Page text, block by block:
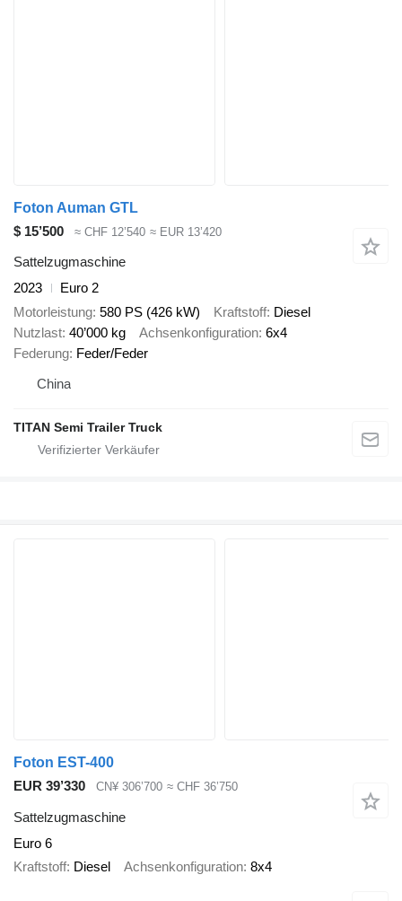
Foton Auman GTL
$ 15’500
≈ CHF 12’540 ≈ EUR 13’420
Sattelzugmaschine
2023
Euro 2
Motorleistung 580 PS (426 kW) Kraftstoff Diesel
Nutzlast 40’000 kg Achsenkonfiguration 6x4
Federung Feder/Feder
China
TITAN Semi Trailer Truck
Foton EST-400
EUR 39’330
CN¥ 306’700 ≈ CHF 36’750
Sattelzugmaschine
Euro 6
Kraftstoff Diesel Achsenkonfiguration 8x4